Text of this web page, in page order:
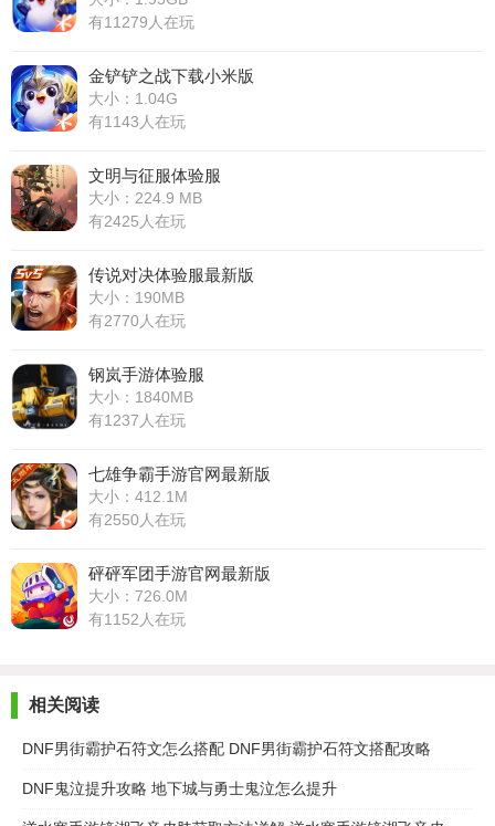
有11279人在玩
金铲铲之战下载小米版
大小：1.04G
有1143人在玩
文明与征服体验服
大小：224.9 MB
有2425人在玩
传说对决体验服最新版
大小：190MB
有2770人在玩
钢岚手游体验服
大小：1840MB
有1237人在玩
七雄争霸手游官网最新版
大小：412.1M
有2550人在玩
砰砰军团手游官网最新版
大小：726.0M
有1152人在玩
相关阅读
DNF男街霸护石符文怎么搭配 DNF男街霸护石符文搭配攻略
DNF鬼泣提升攻略 地下城与勇士鬼泣怎么提升